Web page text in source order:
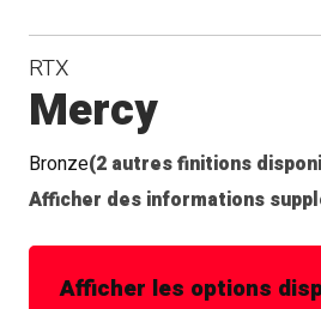
RTX
Mercy
Bronze(2 autres finitions
Afficher des informations
Afficher les options